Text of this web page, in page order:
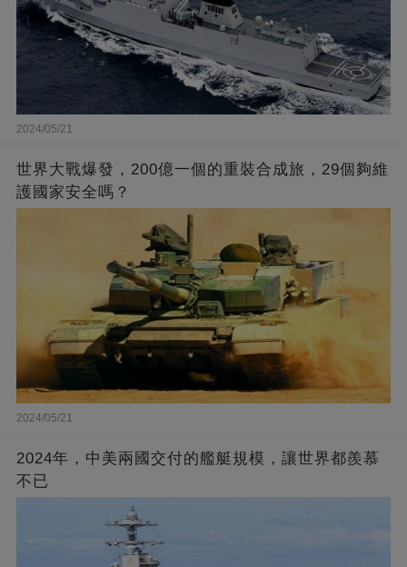
2024/05/21
世界大戰爆發，200億一個的重裝合成旅，29個夠維
護國家安全嗎？
2024/05/21
2024年，中美兩國交付的艦艇規模，讓世界都羨慕
不已